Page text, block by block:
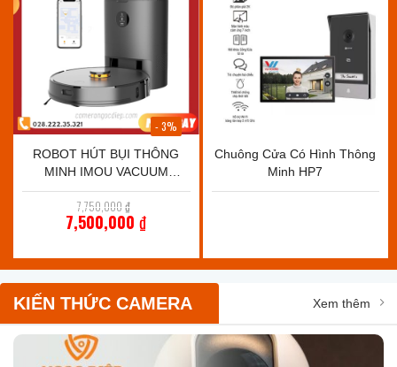
ROBOT HÚT BỤI THÔNG
MINH IMOU VACUUM
CLEANER RV-L11-A – LỰC
HÚT 2700PA, TỰ ĐỘNG ĐỔ
RÁC.
7,750,000₫
gốc
là:
7,500,000 ₫
là:
7,500,000 ₫.
- 3%
Chuông Cửa Có Hình Thông
Minh HP7
KIẾN THỨC CAMERA Xem thêm